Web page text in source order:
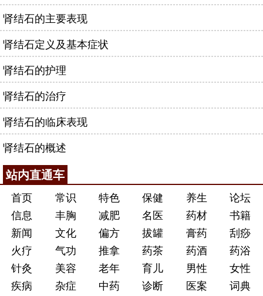
肾结石的主要表现
肾结石定义及基本症状
肾结石的护理
肾结石的治疗
肾结石的临床表现
肾结石的概述
站内直通车
首页 常识 特色 保健 养生
论坛
信息
丰胸 减肥 名医 药材
书籍
新闻
文化 偏方 拔罐 膏药
刮痧
火疗
气功 推拿 药茶 药酒
药浴
针灸
美容 老年 育儿 男性
女性
疾病
杂症 中药 诊断 医案
词典